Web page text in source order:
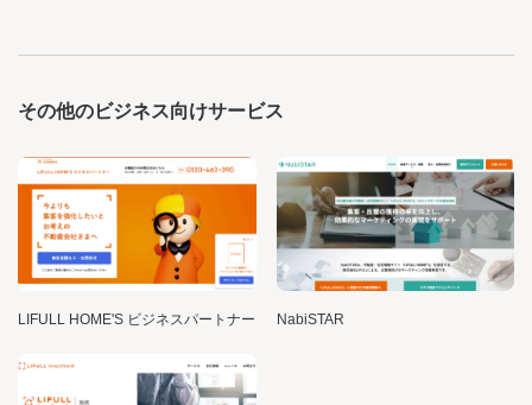
その他のビジネス向けサービス
LIFULL HOME'S ビジネスパートナー NabiSTAR